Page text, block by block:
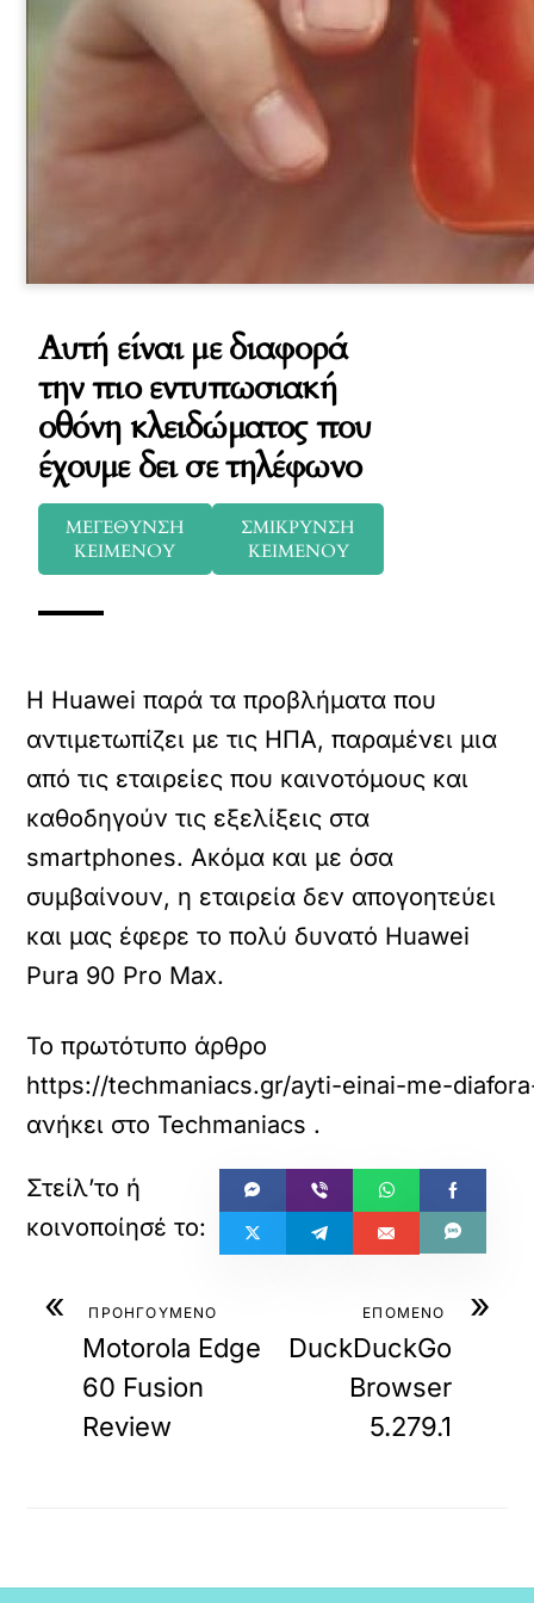
Αυτή είναι με διαφορά
την πιο εντυπωσιακή
οθόνη κλειδώματος που
έχουμε δει σε τηλέφωνο
ΜΕΓΕΘΥΝΣΗ
ΚΕΙΜΕΝΟΥ
ΣΜΙΚΡΥΝΣΗ
ΚΕΙΜΕΝΟΥ
Η Huawei παρά τα προβλήματα που
αντιμετωπίζει με τις ΗΠΑ, παραμένει μια
από τις εταιρείες που καινοτόμους και
καθοδηγούν τις εξελίξεις στα
smartphones. Ακόμα και με όσα
συμβαίνουν, η εταιρεία δεν απογοητεύει
και μας έφερε το πολύ δυνατό Huawei
Pura 90 Pro Max.
Το πρωτότυπο άρθρο
https://techmaniacs.gr/ayti-einai-me-
ανήκει στο Techmaniacs .
« ΠΡΟΗΓΟΥΜΕΝΟ
Motorola Edge
60 Fusion
Review
»
ΕΠΟΜΕΝΟ
DuckDuckGo
Browser
5.279.1